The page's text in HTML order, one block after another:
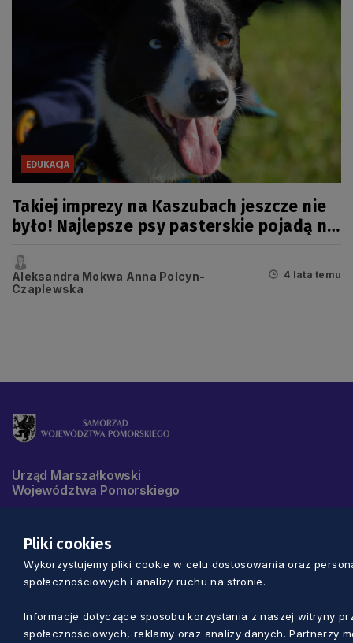
EDUKACJA
Takiej imprezy na Kaszubach jeszcze nie
było! Najlepsze psy pasterskie pojadą na
Aleksandra Mokwa Anna Polcyn-
Czaplewska
4 lata temu
Urząd Marszałkowski
Województwa Pomorskiego
E-mail: info@pomorskie.eu
Godziny pracy urzędu: 07:45-15:45
Adres:
80-810 Gdańsk
Pliki cookies
Wykorzystujemy pliki cookie w celu dostosowania oraz
społecznościowych i analizy ruchu na stronie.
Informacje dotyczące sposobu korzystania z naszej witryny
społecznościowych, reklamy oraz analizy danych. Partnerzy